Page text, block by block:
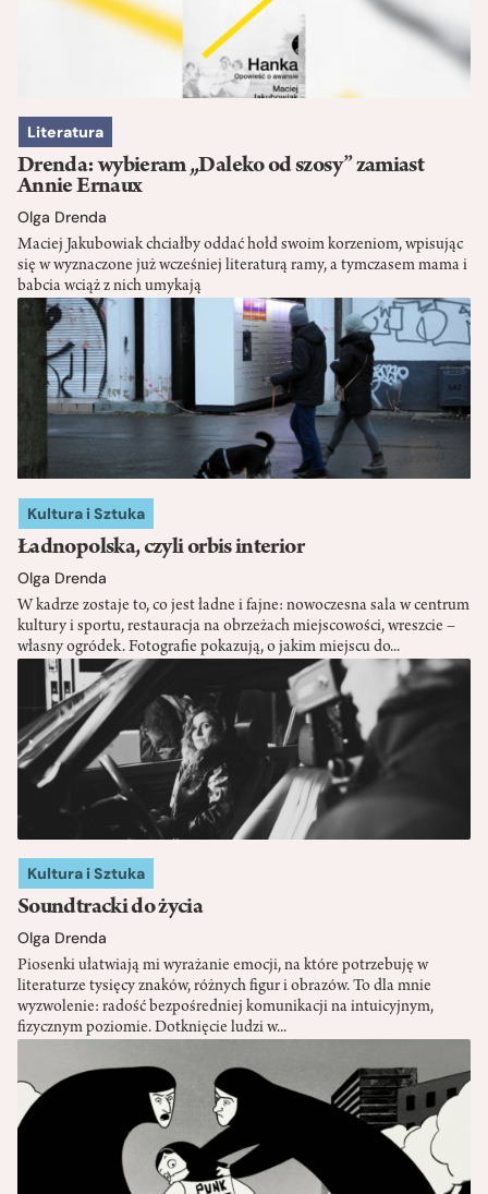
Literatura
Drenda: wybieram „Daleko od szosy” zamiast
Annie Ernaux
Olga Drenda
Maciej Jakubowiak chciałby oddać hołd swoim korzeniom, wpisując
się w wyznaczone już wcześniej literaturą ramy, a tymczasem mama i
babcia wciąż z nich umykają
Kultura i Sztuka
Ładnopolska, czyli orbis interior
Olga Drenda
W kadrze zostaje to, co jest ładne i fajne: nowoczesna sala w centrum
kultury i sportu, restauracja na obrzeżach miejscowości, wreszcie –
własny ogródek. Fotografie pokazują, o jakim miejscu do...
Kultura i Sztuka
Soundtracki do życia
Olga Drenda
Piosenki ułatwiają mi wyrażanie emocji, na które potrzebuję w
literaturze tysięcy znaków, różnych figur i obrazów. To dla mnie
wyzwolenie: radość bezpośredniej komunikacji na intuicyjnym,
fizycznym poziomie. Dotknięcie ludzi w...